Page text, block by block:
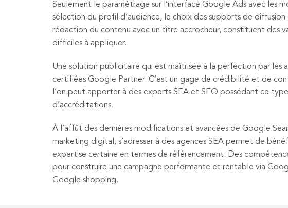
Seulement le paramétrage sur l’interface Google Ads avec les
sélection du profil d’audience, le choix des supports de diffusion
rédaction du contenu avec un titre accrocheur, constituent des
difficiles à appliquer.
Une solution publicitaire qui est maîtrisée à la perfection par les
certifiées Google Partner. C’est un gage de crédibilité et de
l’on peut apporter à des experts SEA et SEO possédant ce type
d’accréditations.
À l’affût des dernières modifications et avancées de Google
marketing digital, s’adresser à des agences SEA permet de
expertise certaine en termes de référencement. Des
pour construire une campagne performante et rentable via
Google shopping.